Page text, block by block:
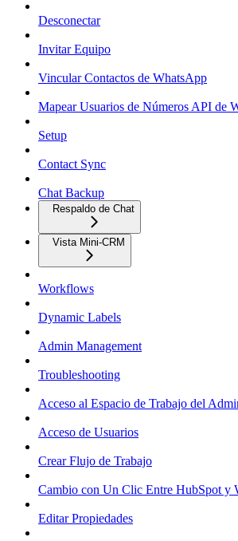
Desconectar
Invitar Equipo
Vincular Contactos de WhatsApp
Mapear Usuarios de Números API de
Setup
Contact Sync
Chat Backup
Respaldo de Chat
Vista Mini-CRM
Workflows
Dynamic Labels
Admin Management
Troubleshooting
Acceso al Espacio de Trabajo del
Acceso de Usuarios
Crear Flujo de Trabajo
Cambio con Un Clic Entre HubSpot y
Editar Propiedades